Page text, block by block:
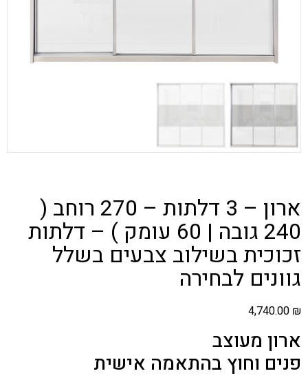
ארון – 3 דלתות – 270 רוחב (
240 גובה | 60 עומק ) – דלתות
זכוכית בשילוב צבעים בשלל
גוונים לבחירה
4,740.00 ₪
ארון מעוצב
פנים וחוץ בהתאמה אישית